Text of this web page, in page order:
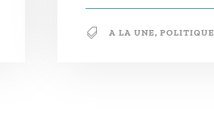
A LA UNE, POLITIQUE